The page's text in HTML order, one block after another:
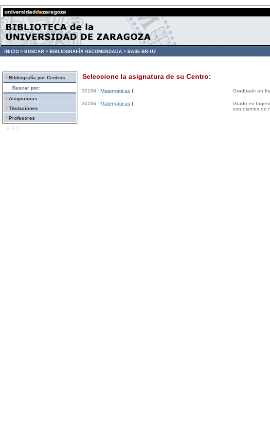
INICIO > BUSCAR > BIBLIOGRAFÍA RECOMENDADA > BASE BR-UZ
Bibliografía por Centros
Buscar por:
Asignaturas
Titulaciones
Profesores
v. 0.1
Seleccione la asignatura de su Centro:
30106 Matemáticas II Graduado en
30106
Matemáticas II
Grado en
estudiantes de